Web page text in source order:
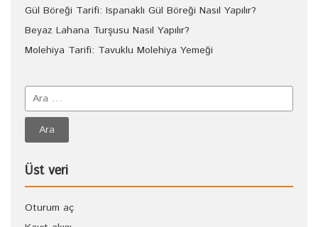
Gül Böreği Tarifi: Ispanaklı Gül Böreği Nasıl Yapılır?
Beyaz Lahana Turşusu Nasıl Yapılır?
Molehiya Tarifi: Tavuklu Molehiya Yemeği
Üst veri
Oturum aç